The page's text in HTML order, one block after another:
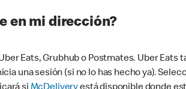
en mi dirección?
Eats, Grubhub o Postmates. Uber Eats
una sesión (si no lo has hecho ya).